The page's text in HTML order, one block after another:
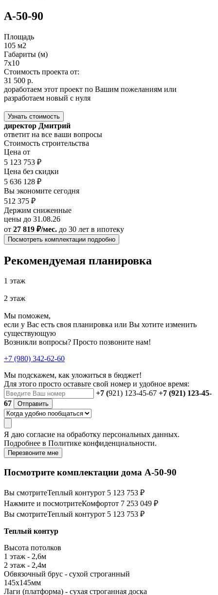
А-50-90
Площадь
105 м2
Габариты (м)
7х10
Стоимость проекта от:
31 500 р.
доработаем этот проект по Вашим пожеланиям или
разработаем новый с нуля
Узнать стоимость
директор Дмитрий
ответит на все ваши вопросы
Стоимость строительства
Цена от
5 123 753 ₽
Цена без скидки
5 636 128 ₽
Вы экономите сегодня
512 375 ₽
Держим сниженные
цены до 31.08.26
от 27 819 ₽/мес. до 30 лет в ипотеку
Посмотреть комплектации подробно
Рекомендуемая планировка
1 этаж
2 этаж
Мы поможем,
если у Вас есть своя планировка или Вы хотите изменить
существующую
Возникли вопросы? Просто позвоните нам!
+7 (980) 342-62-60
Мы подскажем, как уложиться в бюджет!
Для этого просто оставьте свой номер и удобное время:
+7 (921) 123-45-67 +7 (921) 123-45-
67
Отправить
Я даю согласие на обработку персональных данных.
Подробнее в Политике конфиденциальности.
Перезвоните мне
Посмотрите комплектации дома А-50-90
Вы смотритеТеплый контурот 5 123 753 ₽
Нажмите и посмотритеКомфортот 7 253 049 ₽
Вы смотритеТеплый контурот 5 123 753 ₽
Теплый контур
Высота потолков
1 этаж - 2,6м
2 этаж - 2,4м
Обвязочный брус - сухой строганный
145х145мм
Лаги (платформа) - сухая строганная доска